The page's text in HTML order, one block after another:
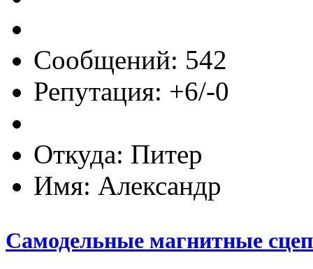
Сообщений: 542
Репутация: +6/-0
Откуда: Питер
Имя: Александр
Самодельные магнитные